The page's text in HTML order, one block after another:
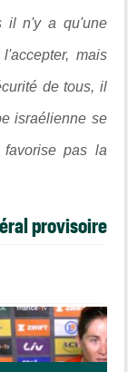
il n'y a qu'une
mais
de tous, il
israélienne se
pas la
provisoire